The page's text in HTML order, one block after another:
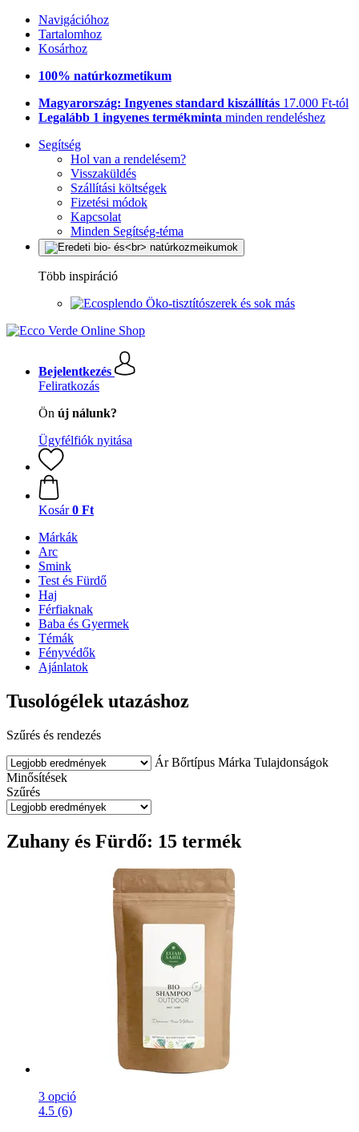
Navigációhoz
Tartalomhoz
Kosárhoz
100% natúrkozmetikum
Magyarország: Ingyenes standard kiszállítás 17.000 Ft-tól
Legalább 1 ingyenes termékminta minden rendeléshez
Segítség
Hol van a rendelésem?
Visszaküldés
Szállítási költségek
Fizetési módok
Kapcsolat
Minden Segítség-téma
Több inspiráció
Öko-tisztítószerek és sok más
Bejelentkezés
Feliratkozás
Ön új nálunk?
Ügyfélfiók nyitása
Kosár 0 Ft
Márkák
Arc
Smink
Test és Fürdő
Haj
Férfiaknak
Baba és Gyermek
Témák
Fényvédők
Ajánlatok
Tusológélek utazáshoz
Szűrés és rendezés
Ár Bőrtípus Márka Tulajdonságok
Minősítések
Szűrés
Zuhany és Fürdő: 15 termék
3 opció
4.5 (6)